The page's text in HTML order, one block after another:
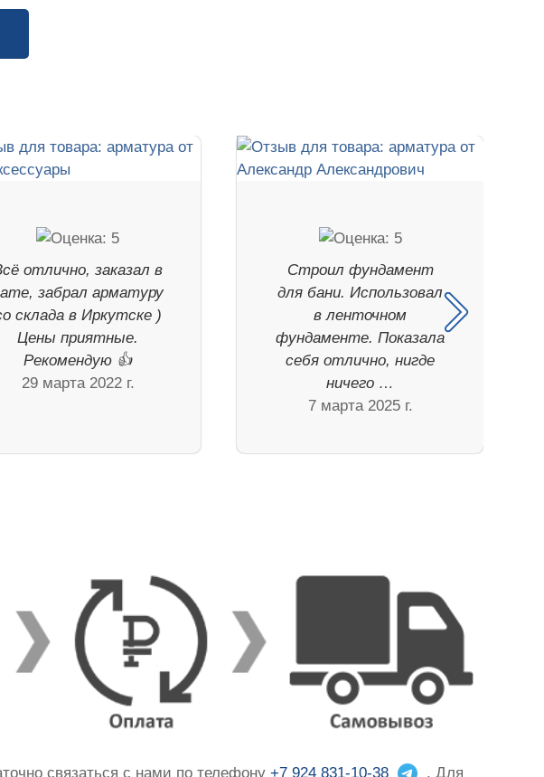
отлично, заказал в
забрал арматуру
склада в Иркутске )
Цены приятные.
Рекомендую 👍
29 марта 2022 г.
Строил фундамент
для бани. Использовал
в ленточном
фундаменте. Показала
себя отлично, нигде
ничего …
7 марта 2025 г.
связаться с нами по телефону+7 924 831-10-38
. Для